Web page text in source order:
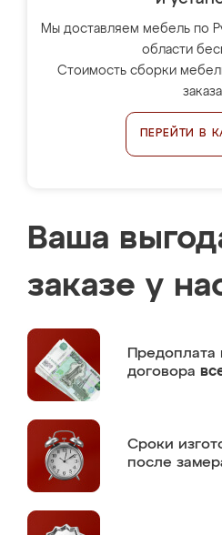
Мы доставляем мебель по
области
Стоимость сборки
ПЕРЕЙТИ В
Ваша
заказе у
Предоплата
договора
Сроки
после